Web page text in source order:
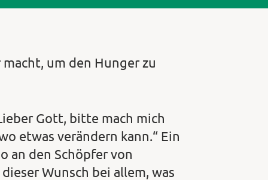
um den Hunger zu
Gott, bitte mach mich
etwas verändern kann.“ Ein
an den Schöpfer von
Wunsch bei allem, was